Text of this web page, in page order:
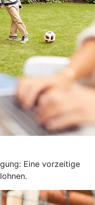
Eine vorzeitige